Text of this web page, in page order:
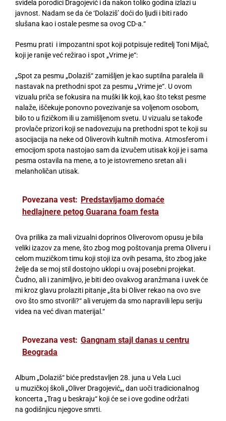
svidela porodici Dragojević i da nakon toliko godina izlazi u
javnost. Nadam se da će ‘Dolaziš’ doći do ljudi i biti rado
slušana kao i ostale pesmesa ovog CD-a.“
Pesmu prati i impozantni spot koji potpisuje reditelj Toni Mijač,
koji je ranije već režirao i spot „Vrime je“:
„Spot za pesmu „Dolaziš“ zamišljen je kao suptilna paralela ili
nastavak na prethodni spot za pesmu „Vrime je“. U ovom
vizualu priča se fokusira na muški lik koji, kao što tekst pesme
nalaže, iščekuje ponovno povezivanje sa voljenom osobom,
bilo to u fizičkom ili u zamišljenom svetu. U vizualu se takođe
provlače prizori koji se nadovezuju na prethodni spot te koji su
asocijacija na neke od Oliverovih kultnih motiva. Atmosferom i
emocijom spota nastojaosam da izvučem utisak koji je i sama
pesma ostavila na mene, a to je istovremeno sretan ali i
melanholičan utisak.
Povezana vest: Predstavljamo domaće
hedlajnere petog Guarana foam festa
Ova prilika za mali vizualni doprinos Oliverovom opusu je bila
veliki izazov za mene, što zbog mog poštovanja prema Oliveru i
celom muzičkomtimu koji stoji iza ovih pesama, što zbog jake
želje da se moj stil dostojno uklopi u ovaj posebni projekat.
Čudno, ali i zanimljivo, je biti deo ovakvog aranžmana i uvek će
mi kroz glavu prolaziti pitanje „šta bi Oliver rekao na ovo sve
ovo što smo stvorili?“ ali verujem da smo napravili lepu seriju
videa na već divan materijal.“
Povezana vest: Gangnam stajl danas u centru
Beograda
Album „Dolaziš“ biće predstavljen 28. juna u Vela Luci
u muzičkojškoli„Oliver Dragojević„, dan uoči tradicionalnog
koncerta „Trag u beskraju“ koji će se i ove godine održati
na godišnjicu njegove smrti.